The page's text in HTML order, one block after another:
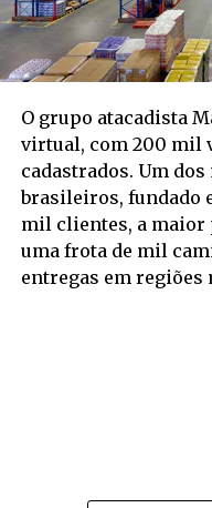
O grupo atacadista
virtual, com 200 mil
cadastrados. Um
brasileiros, fundado
mil clientes, a maior
uma frota de mil
entregas em regiões